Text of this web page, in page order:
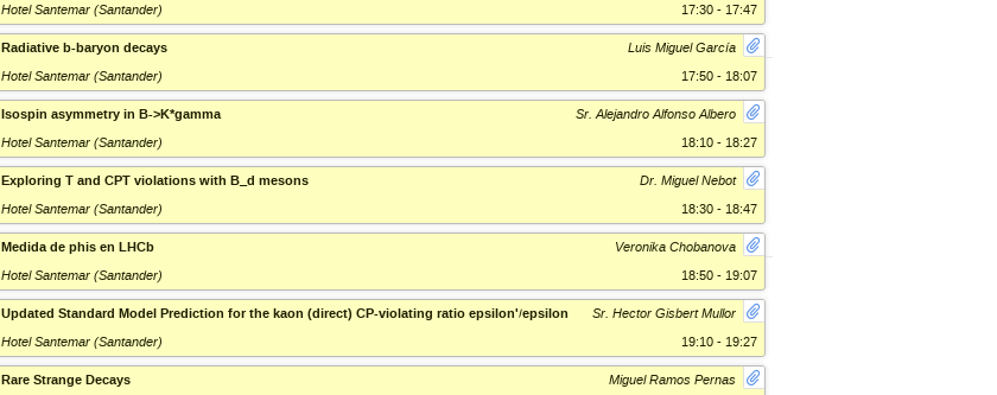
17:30 - 17:47
Hotel Santemar (Santander)
Luis Miguel García
Radiative b-baryon decays
17:50 - 18:07
Hotel Santemar (Santander)
Sr. Alejandro Alfonso Albero
Isospin asymmetry in B->K*gamma
18:10 - 18:27
Hotel Santemar (Santander)
Dr. Miguel Nebot
Exploring T and CPT violations with B_d mesons
18:30 - 18:47
Hotel Santemar (Santander)
Veronika Chobanova
Medida de phis en LHCb
18:50 - 19:07
Hotel Santemar (Santander)
Sr. Hector Gisbert Mullor
Updated Standard Model Prediction for the kaon (direct) CP-violating ratio epsilon'/epsilon
19:10 - 19:27
Hotel Santemar (Santander)
Miguel Ramos Pernas
Rare Strange Decays